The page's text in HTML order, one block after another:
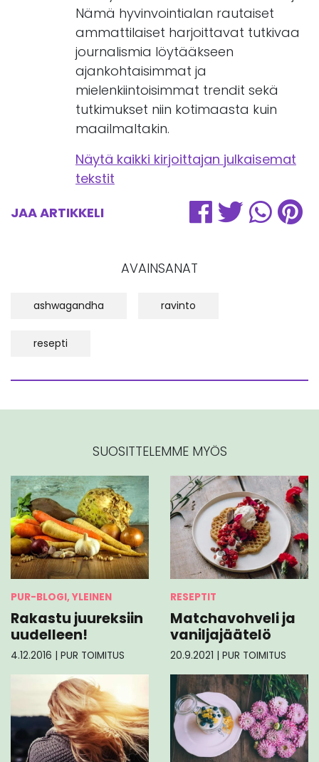
Nämä hyvinvointialan rautaiset
ammattilaiset harjoittavat tutkivaa
journalismia löytääkseen
ajankohtaisimmat ja
mielenkiintoisimmat trendit sekä
tutkimukset niin kotimaasta kuin
maailmaltakin.
Näytä kaikki kirjoittajan julkaisemat
tekstit
JAA ARTIKKELI
AVAINSANAT
ashwagandha ravinto
resepti
SUOSITTELEMME MYÖS
PUR-BLOGI, YLEINEN
Rakastu juureksiin
uudelleen!
4.12.2016 | PUR TOIMITUS
RESEPTIT
Matchavohveli ja
vaniljajäätelö
20.9.2021 | PUR TOIMITUS